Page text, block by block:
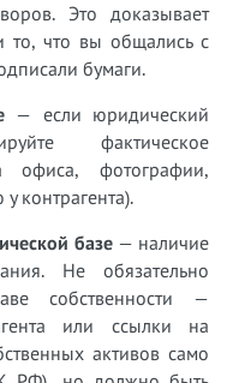
Это доказывает
то, что вы общались с
бумаги.
— если юридический
фактическое
офиса, фотографии,
контрагента).
базе— наличие
Не обязательно
собственности —
или ссылки на
активов само